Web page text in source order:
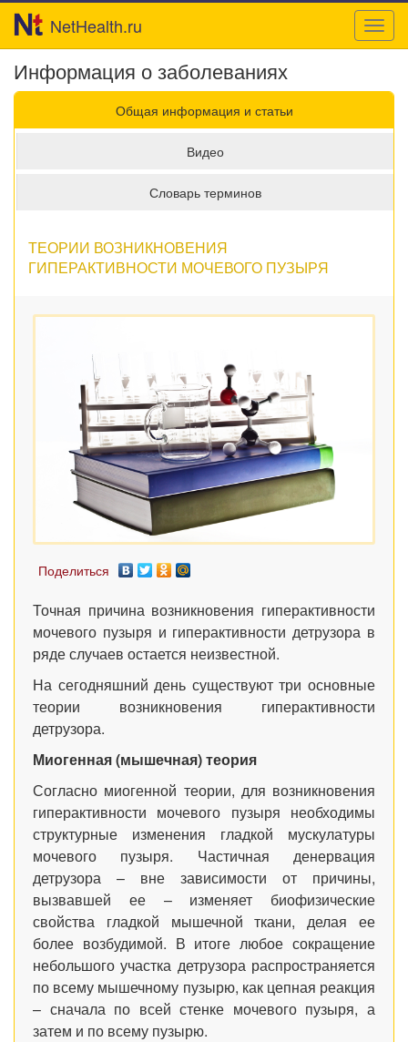
NetHealth.ru
Информация о заболеваниях
Общая информация и статьи
Видео
Словарь терминов
ТЕОРИИ ВОЗНИКНОВЕНИЯ
ГИПЕРАКТИВНОСТИ МОЧЕВОГО ПУЗЫРЯ
Поделиться
Точная причина возникновения гиперактивности
мочевого пузыря и гиперактивности детрузора в
ряде случаев остается неизвестной.
На сегодняшний день существуют три основные
теории возникновения гиперактивности
детрузора.
Миогенная (мышечная) теория
Согласно миогенной теории, для возникновения
гиперактивности мочевого пузыря необходимы
структурные изменения гладкой мускулатуры
мочевого пузыря. Частичная денервация
детрузора – вне зависимости от причины,
вызвавшей ее – изменяет биофизические
свойства гладкой мышечной ткани, делая ее
более возбудимой. В итоге любое сокращение
небольшого участка детрузора распространяется
по всему мышечному пузырю, как цепная реакция
– сначала по всей стенке мочевого пузыря, а
затем и по всему пузырю.